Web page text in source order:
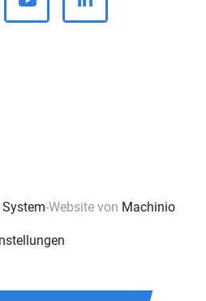
youtubelinkedin
-Website von Machinio